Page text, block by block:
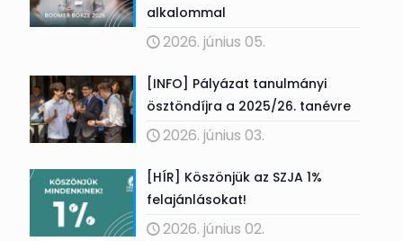
alkalommal
2026. június 05.
[INFO] Pályázat tanulmányi
ösztöndíjra a 2025/26. tanévre
2026. június 03.
[HÍR] Köszönjük az SZJA 1%
felajánlásokat!
2026. június 02.